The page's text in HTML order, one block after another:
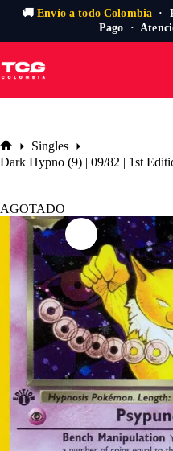
🚚Envío a todo Colombia ·
Pago ·
al
contenido
Inicio
Singles
Dark Hypno (9) | 09/82 | 1st
AGOTADO